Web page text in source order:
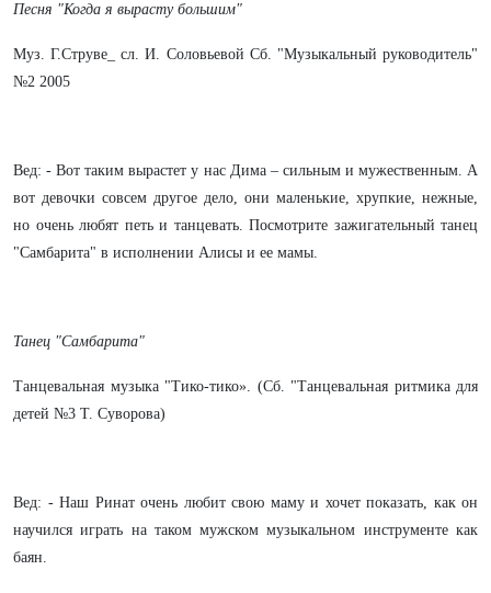
Песня "Когда я вырасту большим"
Муз. Г.Струве_ сл. И. Соловьевой Сб. "Музыкальный руководитель"
№2 2005
Вед: - Вот таким вырастет у нас Дима – сильным и мужественным. А
вот девочки совсем другое дело, они маленькие, хрупкие, нежные,
но очень любят петь и танцевать. Посмотрите зажигательный танец
"Самбарита" в исполнении Алисы и ее мамы.
Танец "Самбарита"
Танцевальная музыка "Тико-тико». (Сб. "Танцевальная ритмика для
детей №3 Т. Суворова)
Вед: - Наш Ринат очень любит свою маму и хочет показать, как он
научился играть на таком мужском музыкальном инструменте как
баян.